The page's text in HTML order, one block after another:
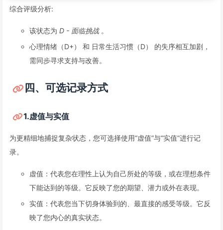
MENTAL & EMOTIONAL:  D+ (持续焦虑，睡眠质量差)
OCCUPATIONAL:        A-
PERSONAL GROWTH:     C-
DAILY LIVING:        D
综合评级分析:
该状态为 D - 面临挑战。
心理情绪（D+） 和 日常生活习惯（D） 的失序相互加剧，
需同步寻求支持与改善。
四、可选记录方式
1.虚值与实值
为更精细地捕捉复杂状态，您可选择使用“虚值”与“实值”进行记
录。
虚值：代表您在理性上认为自己所处的等级，或在理想条件
下能达到的等级。它反映了您的期望、潜力或外在表现。
实值：代表您当下切身体验到的、最直接的感受等级。它反
映了您内心的真实状态。